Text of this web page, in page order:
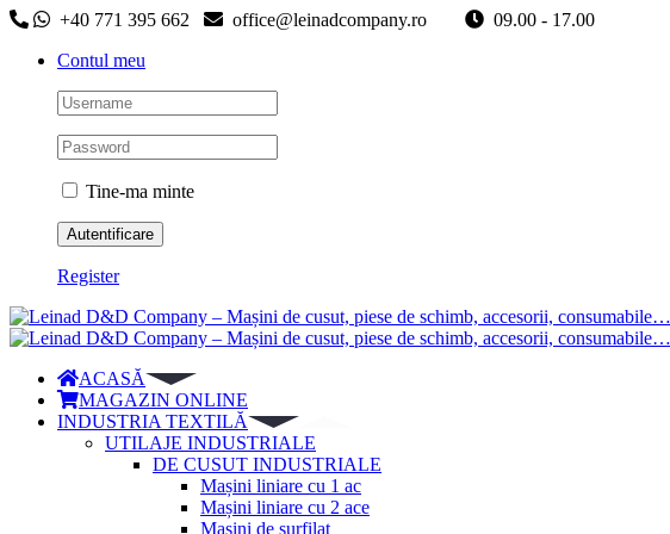
Skip
content
+40 771 395 662 office@leinadcompany.ro 09.00 -
Contul meu
Tine-ma minte
Register
ACASĂ
MAGAZIN ONLINE
INDUSTRIA TEXTILĂ
UTILAJE INDUSTRIALE
DE CUSUT INDUSTRIALE
Mașini liniare cu 1 ac
Mașini liniare cu 2 ace
Mașini de surfilat